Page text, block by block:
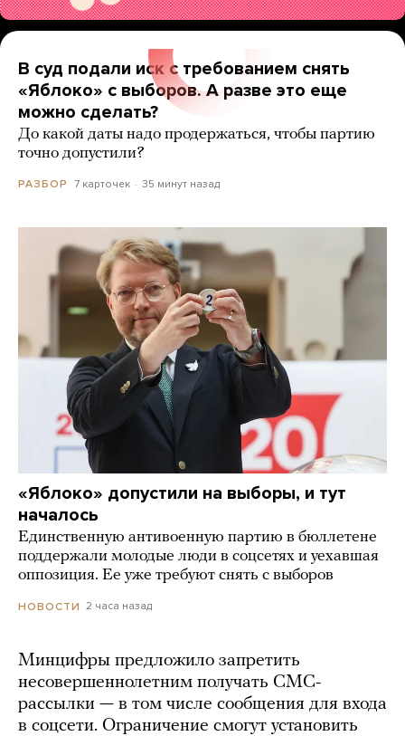
В суд подали иск с требованием снять
«Яблоко» с выборов. А разве это еще
можно сделать?
До какой даты надо продержаться, чтобы партию
точно допустили?
РАЗБОР 7 карточек 35 минут назад
«Яблоко» допустили на выборы, и тут
началось
Единственную антивоенную партию в бюллетене
поддержали молодые люди в соцсетях и уехавшая
оппозиция. Ее уже требуют снять с выборов
НОВОСТИ 2 часа назад
Минцифры предложило запретить
несовершеннолетним получать СМС-
рассылки — в том числе сообщения для входа
в соцсети. Ограничение смогут установить